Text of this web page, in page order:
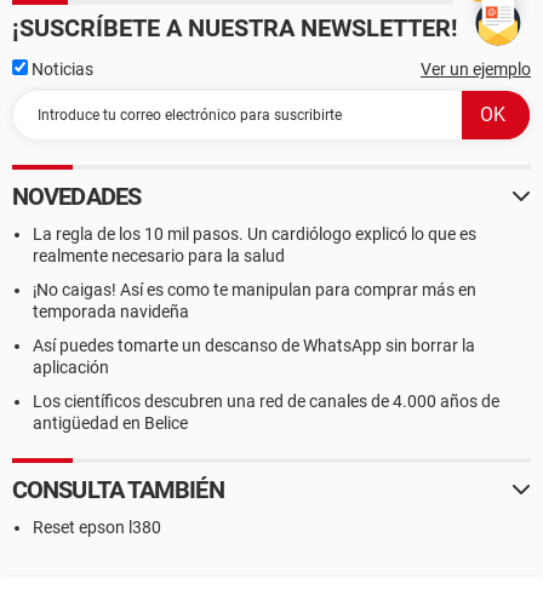
¡SUSCRÍBETE A NUESTRA NEWSLETTER!
Noticias Ver un ejemplo
NOVEDADES
La regla de los 10 mil pasos. Un cardiólogo explicó lo que es
realmente necesario para la salud
¡No caigas! Así es como te manipulan para comprar más en
temporada navideña
Así puedes tomarte un descanso de WhatsApp sin borrar la
aplicación
Los científicos descubren una red de canales de 4.000 años de
antigüedad en Belice
CONSULTA TAMBIÉN
Reset epson l380